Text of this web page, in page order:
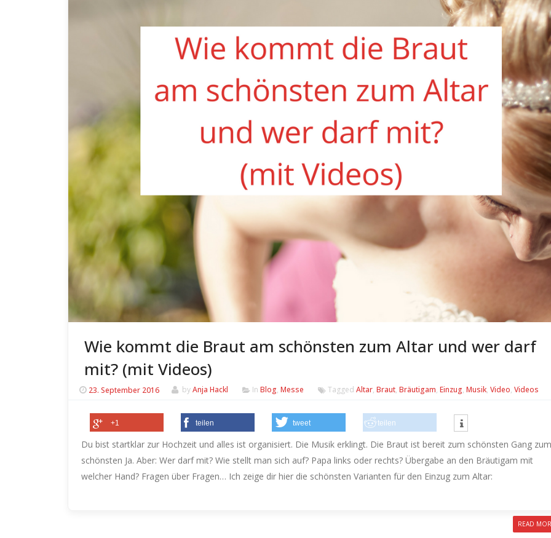
Wie kommt die Braut am schönsten zum Altar und wer darf
mit? (mit Videos)
23. September 2016 byAnja Hackl In Blog, Messe Tagged Altar, Braut, Bräutigam, Einzug, Musik, Video, Videos
+1 teilen tweet teilen
Du bist startklar zur Hochzeit und alles ist organisiert. Die Musik erklingt. Die Braut ist bereit zum schönsten Gang zum
schönsten Ja. Aber: Wer darf mit? Wie stellt man sich auf? Papa links oder rechts? Übergabe an den Bräutigam mit
welcher Hand? Fragen über Fragen… Ich zeige dir hier die schönsten Varianten für den Einzug zum Altar:
READ